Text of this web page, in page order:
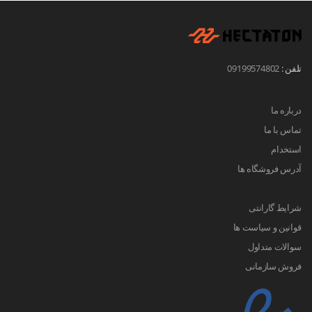
تلفن : 09199574802
درباره ما
تماس با ما
استخدام
آدرس فروشگاه ها
شرایط گارانتی
قوانین و سیاست ها
سوالات متداول
فروش سازمانی